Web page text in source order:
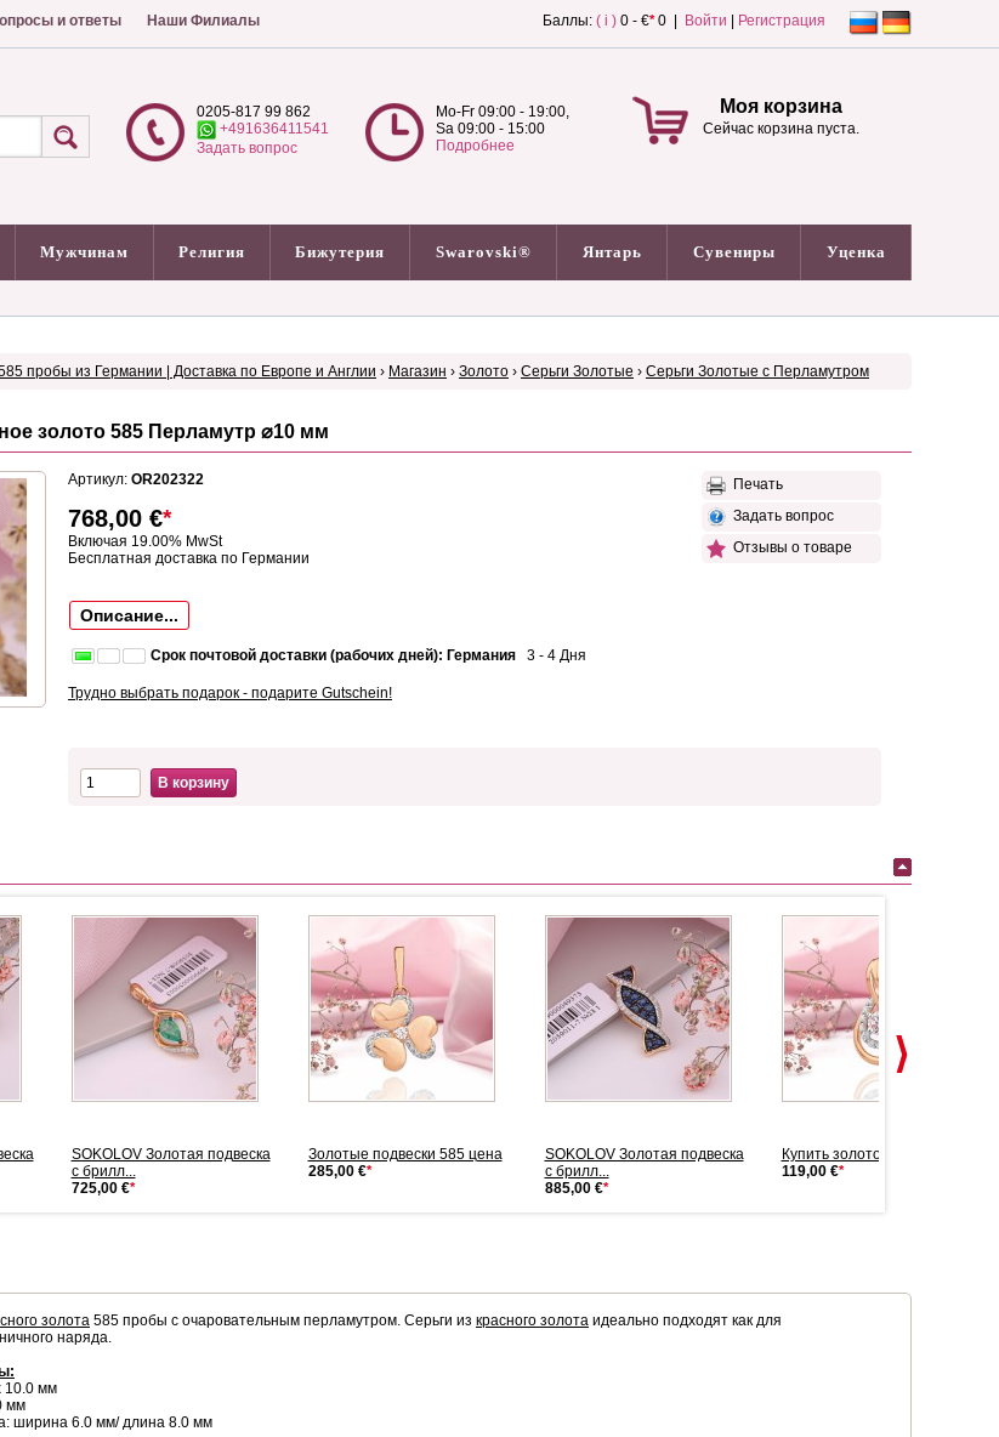
и ответы Наши Филиалы Баллы: ( i ) 0 - €*0 | Войти Регистрация
0205-817 99 862
+491636411541
Задать вопрос
Mo-Fr 09:00 - 19:00,
Sa 09:00 - 15:00
Подробнее
Моя корзина
Сейчас корзина пуста.
Мужчинам Религия Бижутерия Swarovski® Янтарь Сувениры Уценка
пробы из Германии | Доставка по Европе и Англии › Магазин › Золото › Серьги Золотые › Серьги Золотые с Перламутром
золото 585 Перламутр ⌀10 мм
Артикул: OR202322
768,00 €*
Включая 19.00% MwSt
Бесплатная доставка по Германии
Описание...
Срок почтовой доставки (рабочих дней): Германия 3 - 4 Дня
Трудно выбрать подарок - подарите Gutschein!
Печать
Задать вопрос
Отзывы о товаре
В корзину
SOKOLOV Золотая подвеска
с брилл...
725,00 €*
Золотые подвески 585 цена
285,00 €*
SOKOLOV Золотая подвеска
с брилл...
885,00 €*
Купить золото подвеска 585
119,00 €*
золота 585 пробы с очаровательным перламутром. Серьги из красного золота идеально подходят как для
наряда.
10.0 мм
мм
ширина 6.0 мм/ длина 8.0 мм